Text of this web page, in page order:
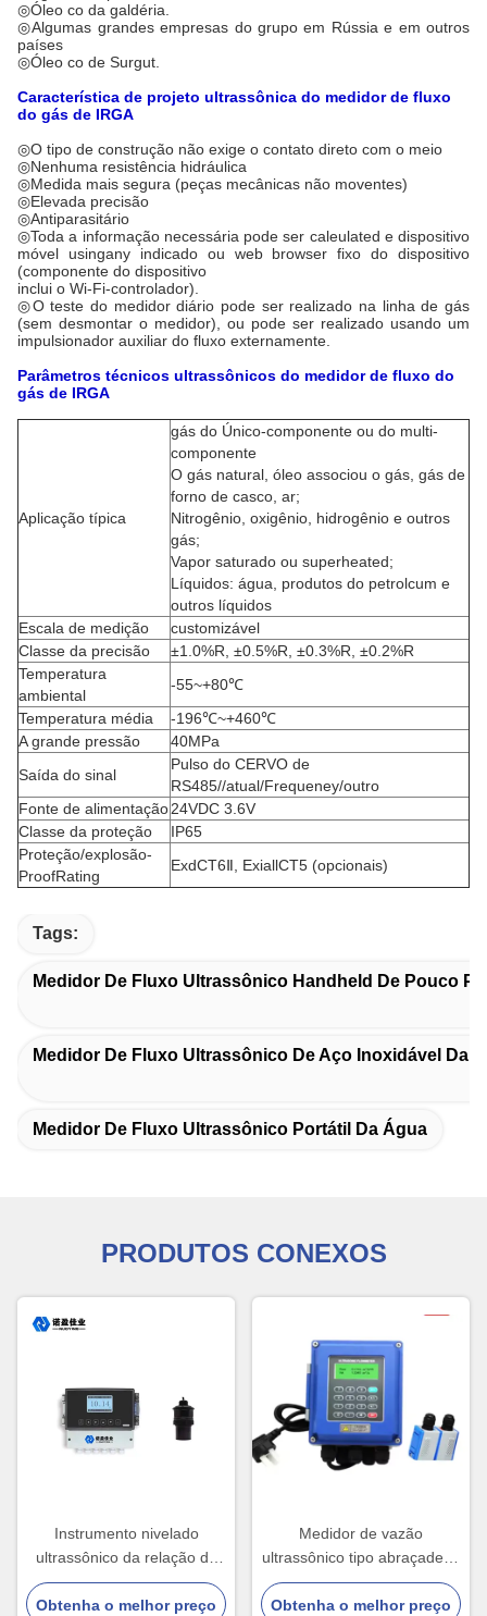
◎Óleo co da galdéria.
◎Algumas grandes empresas do grupo em Rússia e em outros
países
◎Óleo co de Surgut.
Característica de projeto ultrassônica do medidor de fluxo
do gás de IRGA
◎O tipo de construção não exige o contato direto com o meio
◎Nenhuma resistência hidráulica
◎Medida mais segura (peças mecânicas não moventes)
◎Elevada precisão
◎Antiparasitário
◎Toda a informação necessária pode ser caleulated e dispositivo
móvel usingany indicado ou web browser fixo do dispositivo
(componente do dispositivo
inclui o Wi-Fi-controlador).
◎O teste do medidor diário pode ser realizado na linha de gás
(sem desmontar o medidor), ou pode ser realizado usando um
impulsionador auxiliar do fluxo externamente.
Parâmetros técnicos ultrassônicos do medidor de fluxo do
gás de IRGA
Aplicação típica
gás do Único-componente ou do multi-
componente
O gás natural, óleo associou o gás, gás de
forno de casco, ar;
Nitrogênio, oxigênio, hidrogênio e outros
gás;
Vapor saturado ou superheated;
Líquidos: água, produtos do petrolcum e
outros líquidos
Escala de medição
customizável
Classe da precisão
±1.0%R, ±0.5%R, ±0.3%R, ±0.2%R
Temperatura
ambiental
-55~+80℃
Temperatura média
-196℃~+460℃
A grande pressão
40MPa
Saída do sinal
Pulso do CERVO de
RS485//atual/Frequeney/outro
Fonte de alimentação24VDC 3.6V
Classe da proteção
IP65
Proteção/explosão-
ProofRating
ExdCT6Ⅱ, ExiallCT5 (opcionais)
Tags:
Medidor De Fluxo Ultrassônico Handheld De Pouco
Medidor De Fluxo Ultrassônico De Aço Inoxidável Da
Medidor De Fluxo Ultrassônico Portátil Da Água
PRODUTOS CONEXOS
Instrumento nivelado
ultrassônico da relação da
água da lama do
transmissor de 24VDC 1mm
Obtenha o melhor preço
Medidor de vazão
ultrassônico tipo abraçadeira
NYUF100W para medição
de vazão e calor
Obtenha o melhor preço